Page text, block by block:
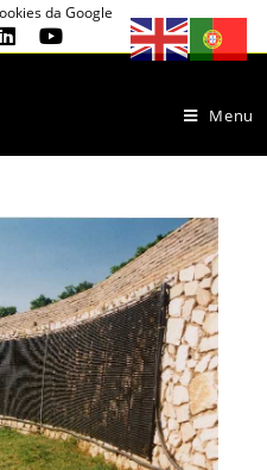
da Google
Menu